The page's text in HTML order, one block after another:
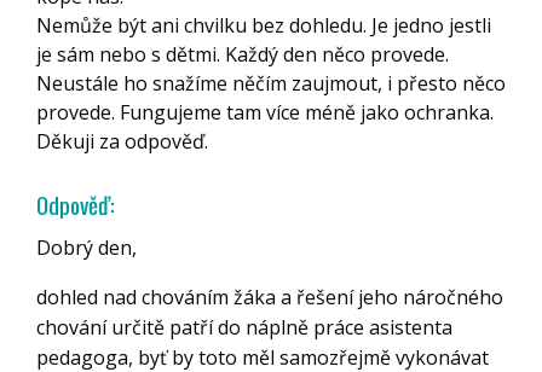
Nemůže být ani chvilku bez dohledu. Je jedno jestli
je sám nebo s dětmi. Každý den něco provede.
Neustále ho snažíme něčím zaujmout, i přesto něco
provede. Fungujeme tam více méně jako ochranka.
Děkuji za odpověď.
Odpověď:
Dobrý den,
dohled nad chováním žáka a řešení jeho náročného
chování určitě patří do náplně práce asistenta
pedagoga, byť by toto měl samozřejmě vykonávat